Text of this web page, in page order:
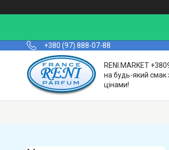
+380 (97) 888-07-88
RENI.MARKET
на будь-який смак
цінами!